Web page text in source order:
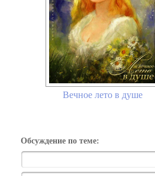
Вечное лето в душе
Обсуждение по теме: